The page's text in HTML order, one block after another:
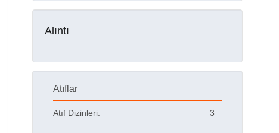
Alıntı
Atıflar
Atıf Dizinleri: 3